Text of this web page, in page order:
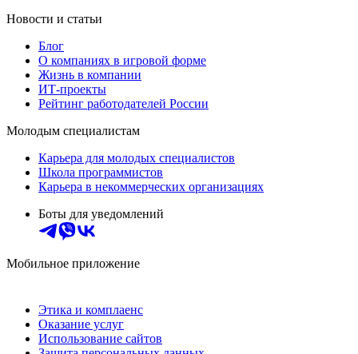
Новости и статьи
Блог
О компаниях в игровой форме
Жизнь в компании
ИТ-проекты
Рейтинг работодателей России
Молодым специалистам
Карьера для молодых специалистов
Школа программистов
Карьера в некоммерческих организациях
Боты для уведомлений
Мобильное приложение
Этика и комплаенс
Оказание услуг
Использование сайтов